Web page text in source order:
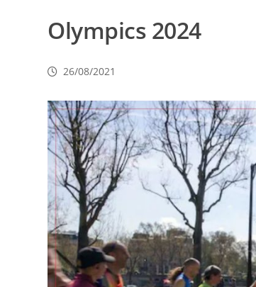
Olympics 2024
26/08/2021